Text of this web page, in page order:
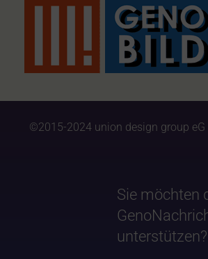
©2015-2024 union design group eG
Sie möchten
unterstützen?